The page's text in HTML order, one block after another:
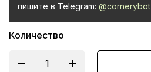
пишите в Telegram: @cornerybot
Количество